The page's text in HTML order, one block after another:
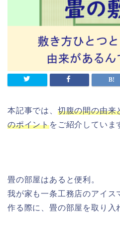
本記事では、 切腹の間の由来
のポイントをご紹介していま
畳の部屋はあると便利。
我が家も一条工務店のアイス
作る際に、畳の部屋を取り入